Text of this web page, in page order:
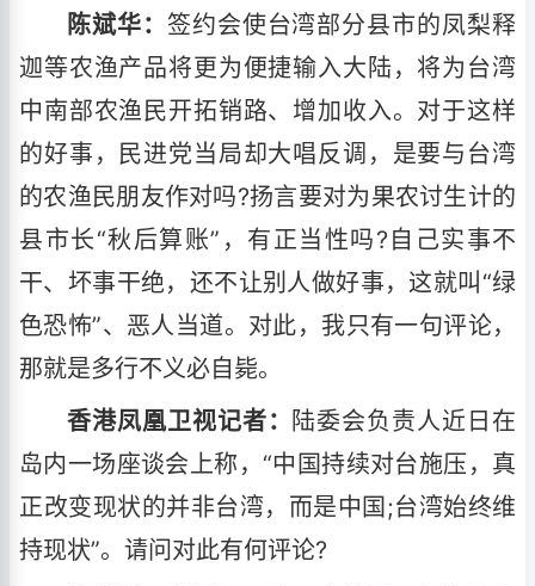
陈斌华： 签约会使台湾部分县市的凤梨释
迦等农渔产品将更为便捷输入大陆，将为台湾
中南部农渔民开拓销路、增加收入。对于这样
的好事，民进党当局却大唱反调，是要与台湾
的农渔民朋友作对吗?扬言要对为果农讨生计的
县市长“秋后算账”，有正当性吗?自己实事不
干、坏事干绝，还不让别人做好事，这就叫“绿
色恐怖”、恶人当道。对此，我只有一句评论，
那就是多行不义必自毙。
香港凤凰卫视记者：
陆委会负责人近日在
岛内一场座谈会上称，“中国持续对台施压，真
正改变现状的并非台湾，而是中国;台湾始终维
持现状”。请问对此有何评论?